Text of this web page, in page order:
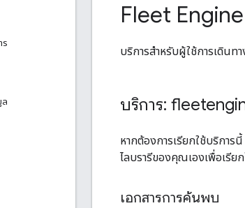
ร
ล
Fleet
บริการสำหรับผู้ใช้การเดิน
บริการ:
หากต้องการเรียกใช้บริการ
ไลบรารีของคุณเองเพื่อเรีย
เอกสารการค้นพบ